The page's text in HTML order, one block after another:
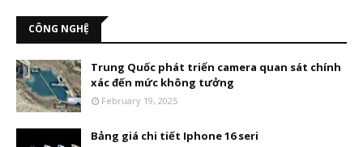
CÔNG NGHỆ
Trung Quốc phát triển camera quan sát chính
xác đến mức không tưởng
February 19, 2025
Bảng giá chi tiết Iphone 16 seri